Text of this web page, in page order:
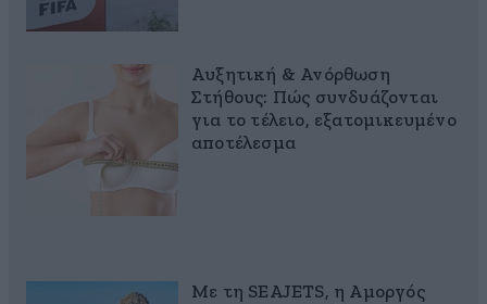
Αυξητική & Ανόρθωση
Στήθους: Πώς συνδυάζονται
για το τέλειο, εξατομικευμένο
αποτέλεσμα
Με τη SEAJETS, η Αμοργός